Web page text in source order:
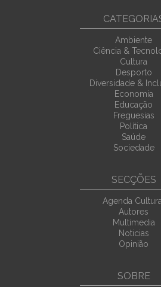
Ambiente
Ciência &
Cultura
Desporto
Diversidade &
Economia
Educação
Freguesias
Política
Saúde
Sociedade
SECÇÕES
Agenda Cultural
Autores
Multimedia
Noticias
Opinião
SOBRE